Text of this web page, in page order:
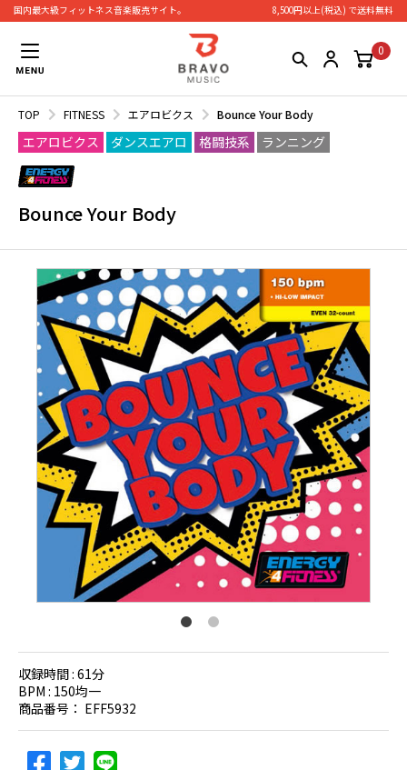
国内最大級フィットネス⾳楽販売サイト。 8,500円以上(税込) で送料無料
0
TOP FITNESS エアロビクス Bounce Your Body
エアロビクス ダンスエアロ 格闘技系 ランニング
Bounce Your Body
収録時間 : 61分
BPM : 150均一
商品番号： EFF5932